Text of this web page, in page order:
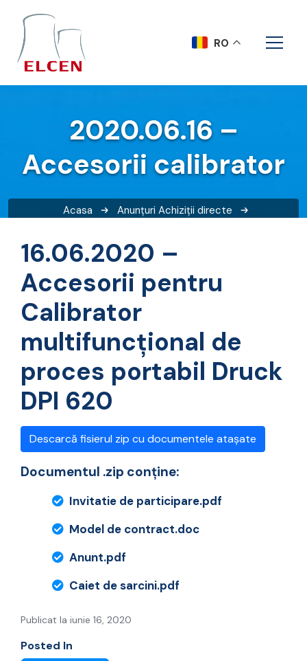
2020.06.16 –
Accesorii calibrator
Acasa Anunțuri Achiziții directe
16.06.2020 –
Accesorii pentru
Calibrator
multifuncțional de
proces portabil Druck
DPI 620
Descarcă fisierul zip cu documentele atașate
Documentul .zip conține:
Invitatie de participare.pdf
Model de contract.doc
Anunt.pdf
Caiet de sarcini.pdf
Publicat la iunie 16, 2020
Posted In
RO